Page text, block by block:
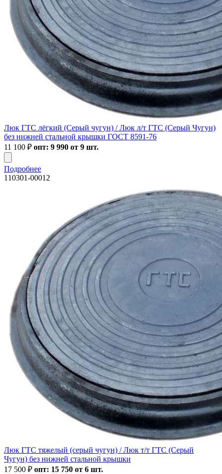
Люк ГТС лёгкий (Серый чугун) / Люк л/т ГТС (Серый Чугун)
без нижней стальной крышки ГОСТ 8591-76
11 100 ₽ опт: 9 990 от 9 шт.
Подробнее
110301-00012
Люк ГТС тяжелый (серый чугун) / Люк т/т ГТС (Серый
Чугун) без нижней стальной крышки
17 500 ₽ опт: 15 750 от 6 шт.